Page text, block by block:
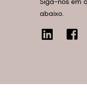
abaixo.